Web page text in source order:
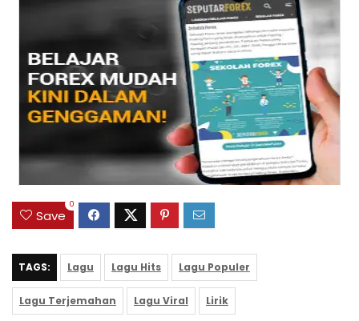
Save
0
TAGS: Lagu Lagu Hits Lagu Populer
Lagu Terjemahan Lagu Viral Lirik